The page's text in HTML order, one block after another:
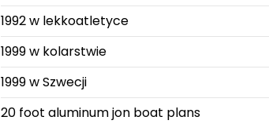
1992 w lekkoatletyce
1999 w kolarstwie
1999 w Szwecji
20 foot aluminum jon boat plans